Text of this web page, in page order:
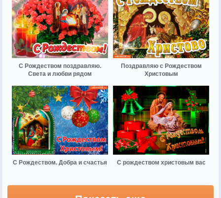
С Рождеством поздравляю.
Света и любви рядом
Поздравляю с Рождеством
Христовым
С Рождеством. Добра и счастья С рождеством христовым вас